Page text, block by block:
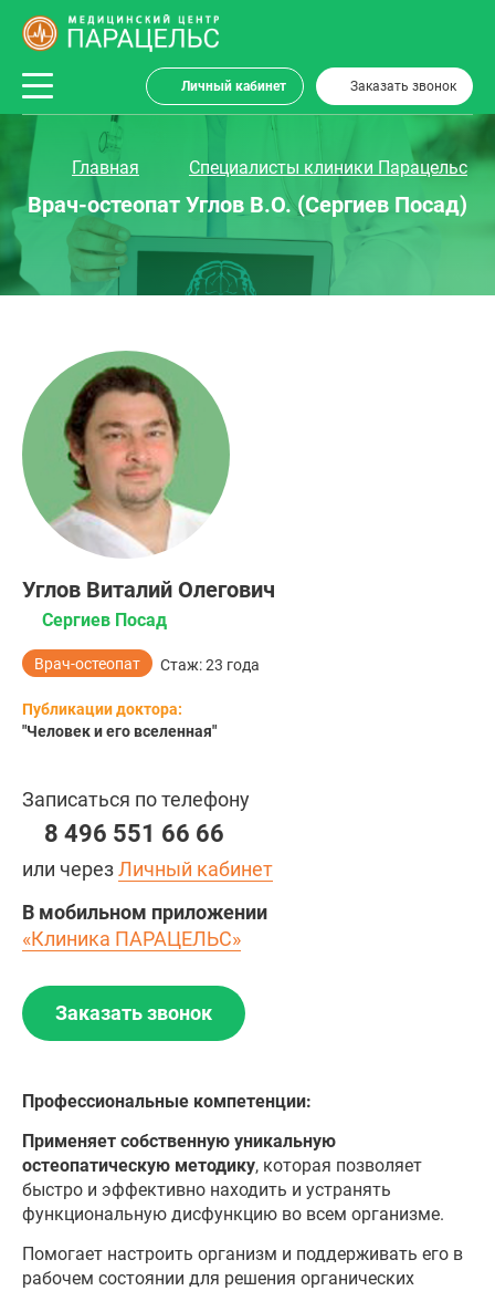
Личный кабинет Заказать звонок
Главная Специалисты клиники Парацельс
Врач-остеопат Углов В.О. (Сергиев Посад)
Углов Виталий Олегович
Сергиев Посад
Врач-остеопат Стаж: 23 года
Публикации доктора:
"Человек и его вселенная"
Записаться по телефону
8 496 551 66 66
или черезЛичный кабинет
В мобильном приложении
«Клиника ПАРАЦЕЛЬС»
Заказать звонок
Профессиональные компетенции:
Применяет собственную уникальную
остеопатическую методику, которая позволяет
быстро и эффективно находить и устранять
функциональную дисфункцию во всем организме.
Помогает настроить организм и поддерживать его в
рабочем состоянии для решения органических